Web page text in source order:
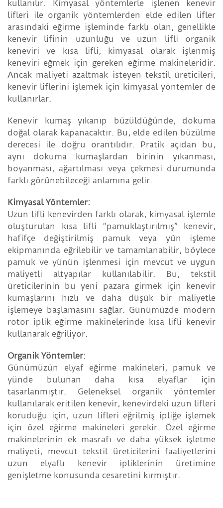
kullanılır. Kimyasal yöntemlerle işlenen kenevir
lifleri ile organik yöntemlerden elde edilen lifler
arasındaki eğirme işleminde farklı olan, genellikle
kenevir lifinin uzunluğu ve uzun lifli organik
keneviri ve kısa lifli, kimyasal olarak işlenmiş
keneviri eğmek için gereken eğirme makineleridir.
Ancak maliyeti azaltmak isteyen tekstil üreticileri,
kenevir liflerini işlemek için kimyasal yöntemler de
kullanırlar.
Kenevir kumaş yıkanıp büzüldüğünde, dokuma
doğal olarak kapanacaktır. Bu, elde edilen büzülme
derecesi ile doğru orantılıdır. Pratik açıdan bu,
aynı dokuma kumaşlardan birinin yıkanması,
boyanması, ağartılması veya çekmesi durumunda
farklı görünebileceği anlamına gelir.
Kimyasal Yöntemler:
Uzun lifli kenevirden farklı olarak, kimyasal işlemle
oluşturulan kısa lifli “pamuklaştırılmış” kenevir,
hafifçe değiştirilmiş pamuk veya yün işleme
ekipmanında eğrilebilir ve tamamlanabilir, böylece
pamuk ve yünün işlenmesi için mevcut ve uygun
maliyetli altyapılar kullanılabilir. Bu, tekstil
üreticilerinin bu yeni pazara girmek için kenevir
kumaşlarını hızlı ve daha düşük bir maliyetle
işlemeye başlamasını sağlar. Günümüzde modern
rotor iplik eğirme makinelerinde kısa lifli kenevir
kullanarak eğriliyor.
Organik Yöntemler:
Günümüzün elyaf eğirme makineleri, pamuk ve
yünde bulunan daha kısa elyaflar için
tasarlanmıştır. Geleneksel organik yöntemler
kullanılarak eritilen kenevir, kenevirdeki uzun lifleri
koruduğu için, uzun lifleri eğrilmiş ipliğe işlemek
için özel eğirme makineleri gerekir. Özel eğirme
makinelerinin ek masrafı ve daha yüksek işletme
maliyeti, mevcut tekstil üreticilerini faaliyetlerini
uzun elyaflı kenevir ipliklerinin üretimine
genişletme konusunda cesaretini kırmıştır.